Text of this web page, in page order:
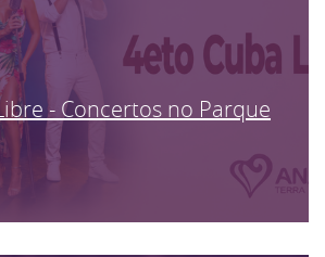
- Concertos no Parque